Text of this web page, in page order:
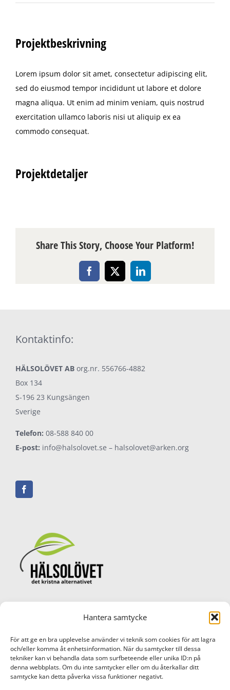
Hantera samtycke
För att ge en bra upplevelse använder vi teknik som cookies för att lagra
och/eller komma åt enhetsinformation. När du samtycker till dessa
tekniker kan vi behandla data som surfbeteende eller unika ID:n på
denna webbplats. Om du inte samtycker eller om du återkallar ditt
samtycke kan detta påverka vissa funktioner negativt.
Projektbeskrivning
Lorem ipsum dolor sit amet, consectetur adipiscing elit,
sed do eiusmod tempor incididunt ut labore et dolore
magna aliqua. Ut enim ad minim veniam, quis nostrud
exercitation ullamco laboris nisi ut aliquip ex ea
commodo consequat.
Projektdetaljer
Share This Story, Choose Your Platform!
Facebook
X LinkedIn
Kontaktinfo:
HÄLSOLÖVET AB org.nr. 556766-4882
Box 134
S-196 23 Kungsängen
Sverige
Telefon: 08-588 840 00
E-post: info@halsolovet.se – halsolovet@arken.org
© Copyright Hälsolövet AB 2017 -
Bankgiro: 372-3608